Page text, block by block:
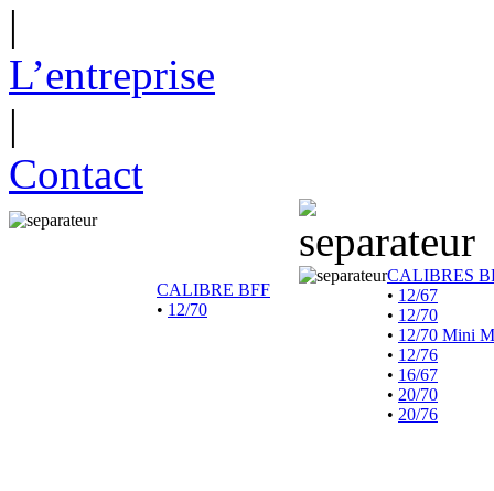
|
L’entreprise
|
Contact
CALIBRE BFF
• 12/70
CALIBRES
• 12/67
• 12/70
• 12/70 Mini
• 12/76
• 16/67
• 20/70
• 20/76